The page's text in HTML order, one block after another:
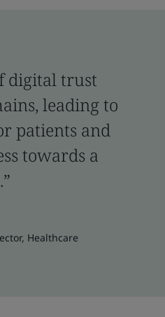
digital trust
leading to
patients and
towards a
Healthcare